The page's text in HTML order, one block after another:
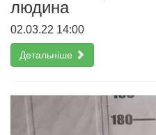
людина
02.03.22 14:00
Детальніше